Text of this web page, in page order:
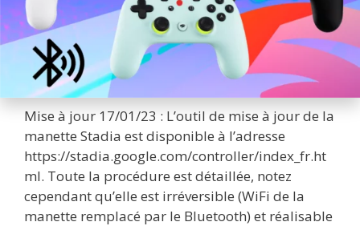
Mise à jour 17/01/23 : L’outil de mise à jour de la
manette Stadia est disponible à l’adresse
https://stadia.google.com/controller/index_fr.ht
ml. Toute la procédure est détaillée, notez
cependant qu’elle est irréversible (WiFi de la
manette remplacé par le Bluetooth) et réalisable